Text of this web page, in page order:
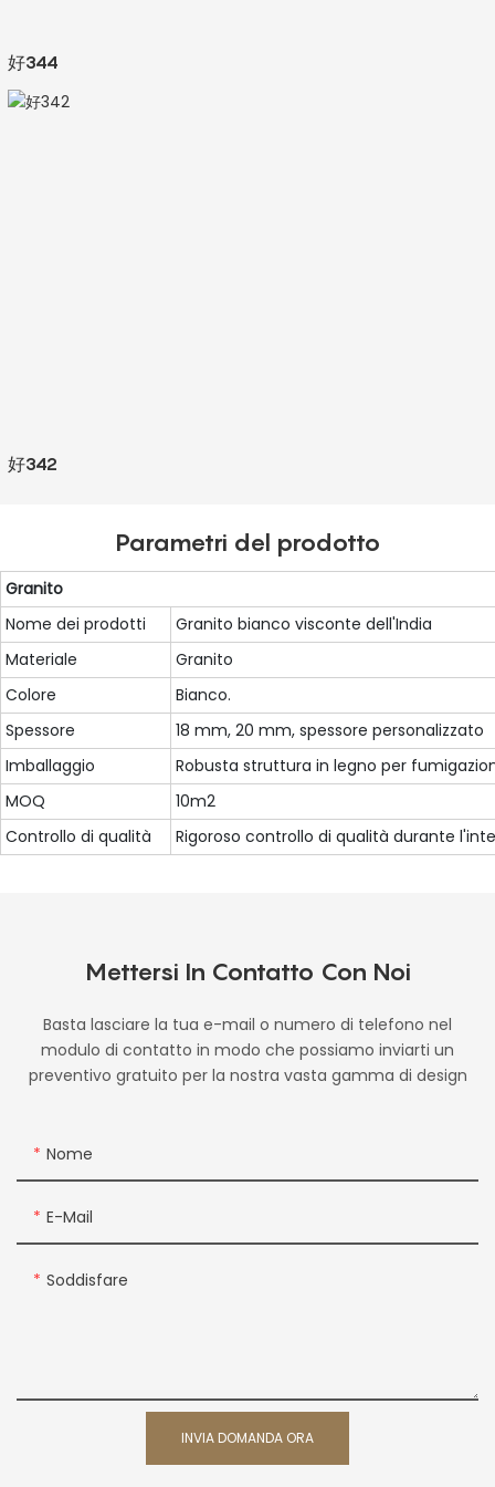
好344
好342
Parametri del prodotto
Granito
Nome dei prodotti
Granito bianco visconte dell'India
Materiale
Granito
Colore
Bianco.
Spessore
18 mm, 20 mm, spessore personalizzato
Imballaggio
Robusta struttura in legno per
MOQ
10m2
Controllo di qualità
Rigoroso controllo di qualità durante
Mettersi In Contatto Con Noi
Basta lasciare la tua e-mail o numero di telefono nel
modulo di contatto in modo che possiamo inviarti un
preventivo gratuito per la nostra vasta gamma di design
Nome
E-Mail
Soddisfare
INVIA DOMANDA ORA